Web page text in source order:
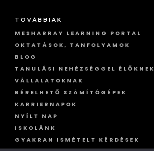
TOVÁBBIAK
MESHARRAY LEARNING PORTAL
OKTATÁSOK, TANFOLYAMOK
BLOG
TANULÁSI NEHÉZSÉGGEL ÉLŐKNEK
VÁLLALATOKNAK
BÉRELHETŐ SZÁMÍTÓGÉPEK
KARRIERNAPOK
NYÍLT NAP
ISKOLÁNK
GYAKRAN ISMÉTELT KÉRDÉSEK